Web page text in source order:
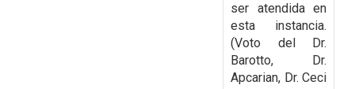
ser atendida en
esta instancia.
(Voto del Dr.
Barotto, Dr.
Apcarian, Dr. Ceci